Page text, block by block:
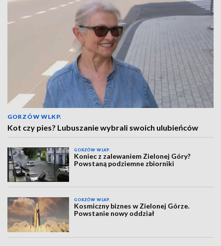
GORZÓW WLKP.
Kot czy pies? Lubuszanie wybrali swoich ulubieńców
GORZÓW WLKP.
Koniec z zalewaniem Zielonej Góry?
Powstaną podziemne zbiorniki
GORZÓW WLKP.
Kosmiczny biznes w Zielonej Górze.
Powstanie nowy oddział